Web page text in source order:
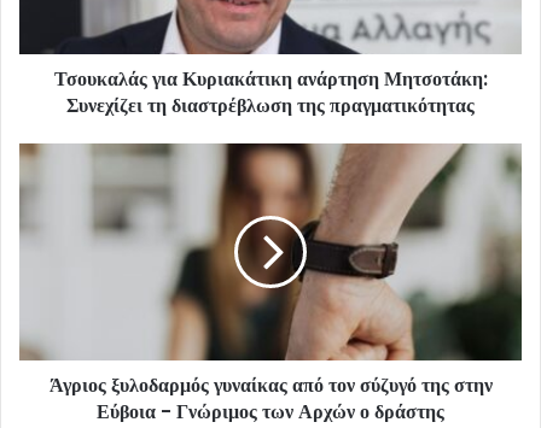
Τσουκαλάς για Κυριακάτικη ανάρτηση Μητσοτάκη:
Συνεχίζει τη διαστρέβλωση της πραγματικότητας
Άγριος ξυλοδαρμός γυναίκας από τον σύζυγό της στην
Εύβοια - Γνώριμος των Αρχών ο δράστης